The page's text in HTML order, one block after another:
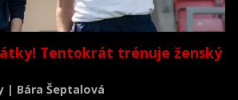
Tentokrát trénuje ženský
| Bára Šeptalová